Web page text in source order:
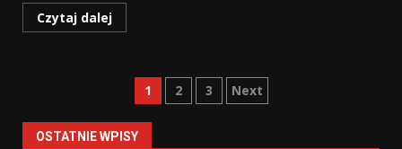
Czytaj dalej
Stronicowanie
wpisów
1 2 3 Next
OSTATNIE WPISY